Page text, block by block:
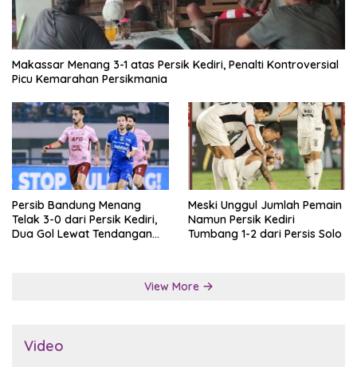
Makassar Menang 3-1 atas Persik Kediri, Penalti Kontroversial
Picu Kemarahan Persikmania
Persib Bandung Menang
Telak 3-0 dari Persik Kediri,
Dua Gol Lewat Tendangan
Meski Unggul Jumlah Pemain
Namun Persik Kediri
Tumbang 1-2 dari Persis Solo
View More
Video